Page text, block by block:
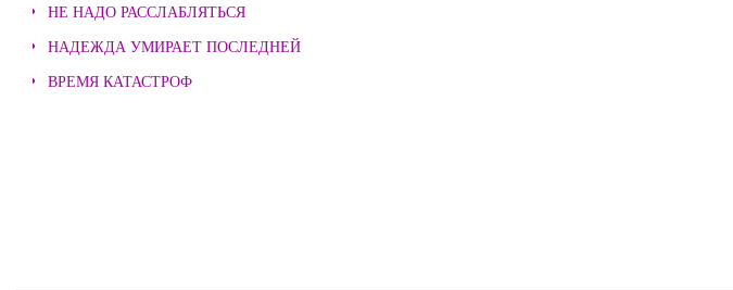
НЕ НАДО РАССЛАБЛЯТЬСЯ
НАДЕЖДА УМИРАЕТ ПОСЛЕДНЕЙ
ВРЕМЯ КАТАСТРОФ